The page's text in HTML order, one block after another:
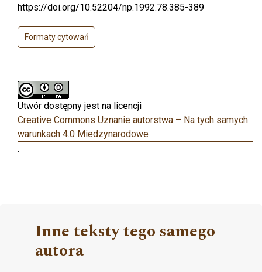
https://doi.org/10.52204/np.1992.78.385-389
Formaty cytowań
Utwór dostępny jest na licencji
Creative Commons Uznanie autorstwa – Na tych samych
warunkach 4.0 Miedzynarodowe
.
Inne teksty tego samego
autora